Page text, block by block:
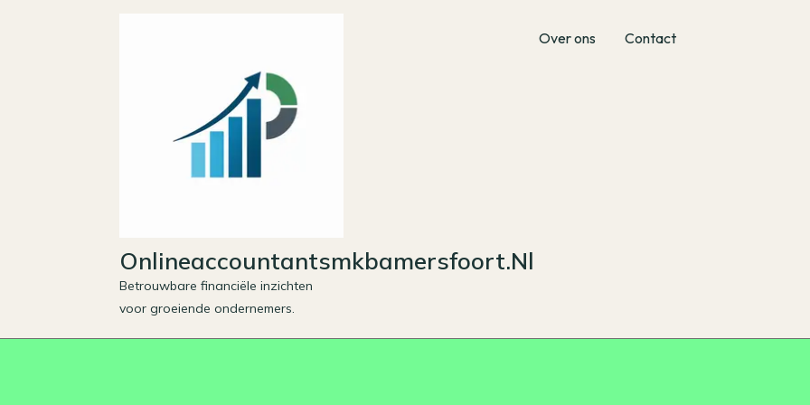
Onlineaccountantsmkbamersfoort.nl
Betrouwbare financiële inzichten
voor groeiende ondernemers.
Over ons Contact